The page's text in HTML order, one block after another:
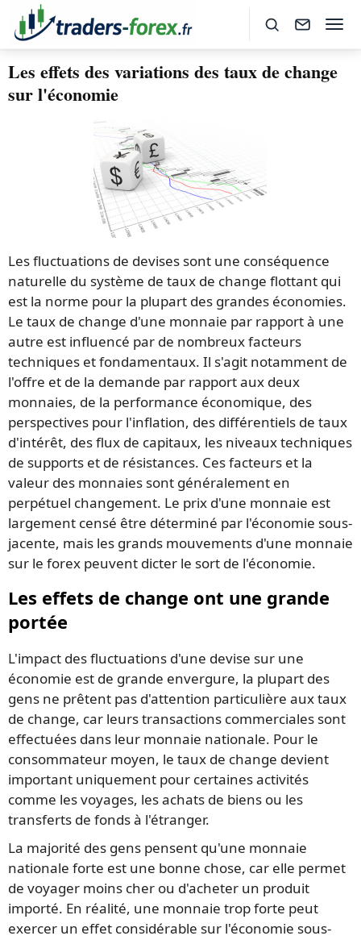
Les effets des variations des taux de change
sur l'économie
Les fluctuations de devises sont une conséquence
naturelle du système de taux de change flottant qui
est la norme pour la plupart des grandes économies.
Le taux de change d'une monnaie par rapport à une
autre est influencé par de nombreux facteurs
techniques et fondamentaux. Il s'agit notamment de
l'offre et de la demande par rapport aux deux
monnaies, de la performance économique, des
perspectives pour l'inflation, des différentiels de taux
d'intérêt, des flux de capitaux, les niveaux techniques
de supports et de résistances. Ces facteurs et la
valeur des monnaies sont généralement en
perpétuel changement. Le prix d'une monnaie est
largement censé être déterminé par l'économie sous-
jacente, mais les grands mouvements d'une monnaie
sur le forex peuvent dicter le sort de l'économie.
Les effets de change ont une grande
portée
L'impact des fluctuations d'une devise sur une
économie est de grande envergure, la plupart des
gens ne prêtent pas d'attention particulière aux taux
de change, car leurs transactions commerciales sont
effectuées dans leur monnaie nationale. Pour le
consommateur moyen, le taux de change devient
important uniquement pour certaines activités
comme les voyages, les achats de biens ou les
transferts de fonds à l'étranger.
La majorité des gens pensent qu'une monnaie
nationale forte est une bonne chose, car elle permet
de voyager moins cher ou d'acheter un produit
importé. En réalité, une monnaie trop forte peut
exercer un effet considérable sur l'économie sous-